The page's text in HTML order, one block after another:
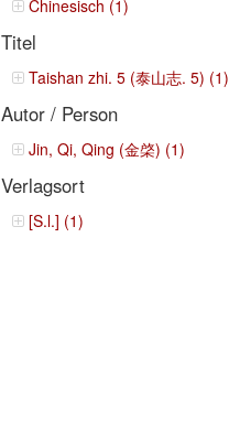
Chinesisch (1)
Titel
Taishan zhi. 5 (泰山志. 5) (1)
Autor / Person
Jin, Qi, Qing (金棨) (1)
Verlagsort
[S.l.] (1)